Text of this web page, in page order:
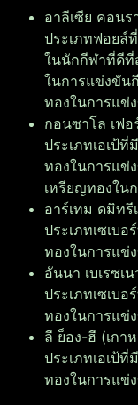
อาลีเซีย คอน
ประเภทฟอยล์
ในนักกีฬาที่ดีที่
ในการแข่งขัน
ทองในการแข่
กอนซาโล เฟ
ประเภทเอเป้ที่
ทองในการแข่
เหรียญทองใน
อาร์เทม ดมิทรี
ประเภทเซเบอ
ทองในการแข่
อันนา เบเรซเ
ประเภทเซเบอ
ทองในการแข่
ลี ย็อง-ฮี (เกา
ประเภทเอเป้ที่
ทองในการแข่